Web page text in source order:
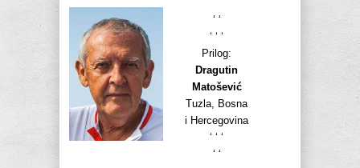
‘ ‘
‘ ‘ ‘
Prilog:
Dragutin
Matošević
Tuzla, Bosna
i Hercegovina
‘ ‘ ‘
‘ ‘